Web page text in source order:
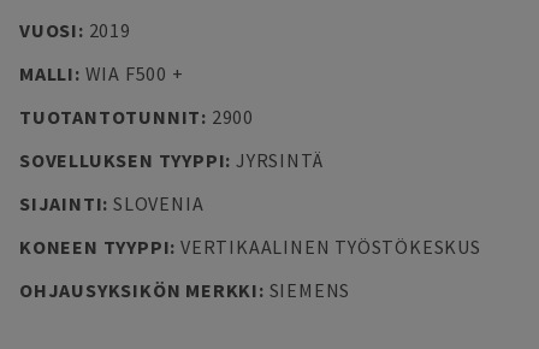
VUOSI: 2019
MALLI: WIA F500 +
TUOTANTOTUNNIT: 2900
SOVELLUKSEN TYYPPI: JYRSINTÄ
SIJAINTI: SLOVENIA
KONEEN TYYPPI: VERTIKAALINEN TYÖSTÖKESKUS
OHJAUSYKSIKÖN MERKKI: SIEMENS